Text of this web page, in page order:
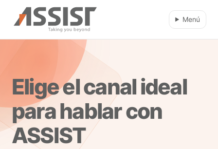
Ir al contenido principal
Menú
Elige el canal ideal
para hablar con
ASSIST